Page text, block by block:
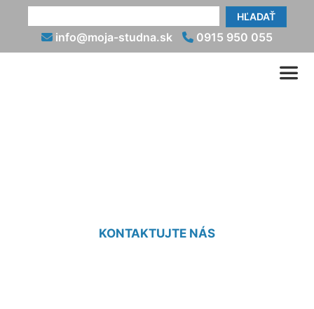
HĽADAŤ
info@moja-studna.sk 0915 950 055
KONTAKTUJTE NÁS